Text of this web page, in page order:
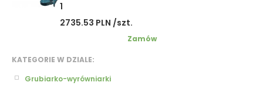
KATEGORIE W DZIALE:
Grubiarko-wyrówniarki
1
2735.53 PLN /szt.
Zamów